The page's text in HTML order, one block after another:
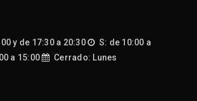
y de 17:30 a 20:30
S: de 10:00 a
a 15:00 Cerrado: Lunes